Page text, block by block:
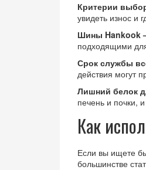
Критерии
увидеть износ и
Шины Hankook
подходящими
Срок службы
действия могут
Лишний белок
печень и почки,
Как
Если вы ищете
большинстве